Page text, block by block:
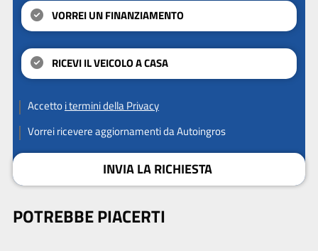
VORREI UN FINANZIAMENTO
RICEVI IL VEICOLO A CASA
Accettoi termini della Privacy
Vorrei ricevere aggiornamenti da Autoingros
INVIA LA RICHIESTA
POTREBBE PIACERTI